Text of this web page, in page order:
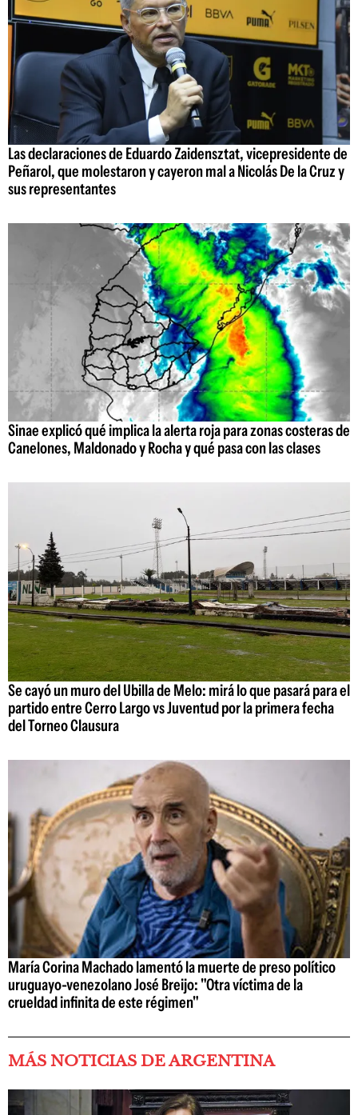
Las declaraciones de Eduardo Zaidensztat, vicepresidente de
Peñarol, que molestaron y cayeron mal a Nicolás De la Cruz y
sus representantes
Sinae explicó qué implica la alerta roja para zonas costeras de
Canelones, Maldonado y Rocha y qué pasa con las clases
Se cayó un muro del Ubilla de Melo: mirá lo que pasará para el
partido entre Cerro Largo vs Juventud por la primera fecha
del Torneo Clausura
María Corina Machado lamentó la muerte de preso político
uruguayo-venezolano José Breijo: "Otra víctima de la
crueldad infinita de este régimen"
MÁS NOTICIAS DE ARGENTINA